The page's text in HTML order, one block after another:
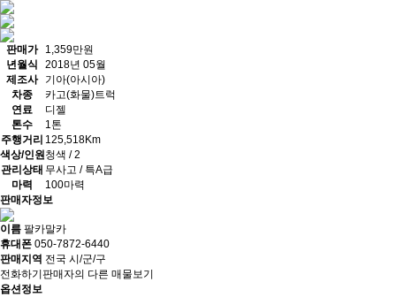
판매가
1,359만원
년월식
2018년 05월
제조사
기아(아시아)
차종
카고(화물)트럭
연료
디젤
톤수
1톤
주행거리 125,518Km
색상/인원청색 / 2
관리상태 무사고 / 특A급
마력
100마력
판매자정보
이름 팔카말카
휴대폰 050-7872-6440
판매지역 전국 시/군/구
전화하기 판매자의 다른 매물보기
옵션정보